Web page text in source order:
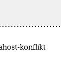
konflikt